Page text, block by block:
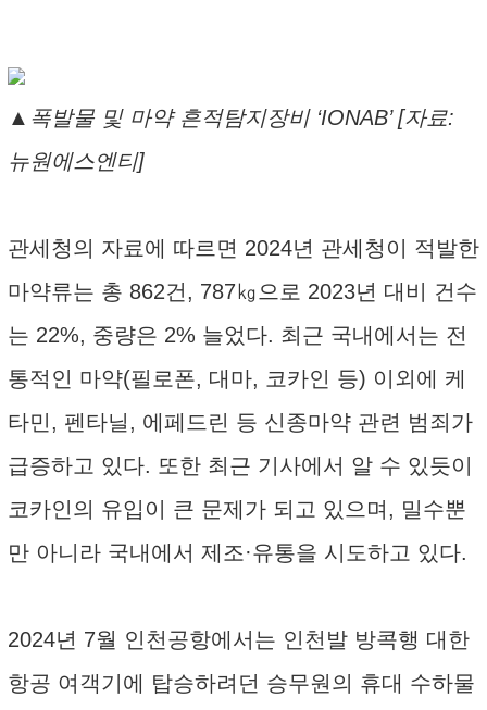
▲폭발물 및 마약 흔적탐지장비 ‘IONAB’ [자료:
뉴원에스엔티]
관세청의 자료에 따르면 2024년 관세청이 적발한
마약류는 총 862건, 787㎏으로 2023년 대비 건수
는 22%, 중량은 2% 늘었다. 최근 국내에서는 전
통적인 마약(필로폰, 대마, 코카인 등) 이외에 케
타민, 펜타닐, 에페드린 등 신종마약 관련 범죄가
급증하고 있다. 또한 최근 기사에서 알 수 있듯이
코카인의 유입이 큰 문제가 되고 있으며, 밀수뿐
만 아니라 국내에서 제조·유통을 시도하고 있다.
2024년 7월 인천공항에서는 인천발 방콕행 대한
항공 여객기에 탑승하려던 승무원의 휴대 수하물